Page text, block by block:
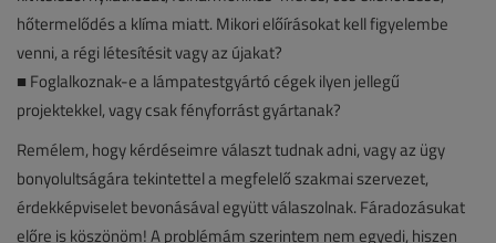
hőtermelődés a klíma miatt. Mikori előírásokat kell figyelembe
venni, a régi létesítésit vagy az újakat?
■ Foglalkoznak-e a lámpatestgyártó cégek ilyen jellegű
projektekkel, vagy csak fényforrást gyártanak?
Remélem, hogy kérdéseimre választ tudnak adni, vagy az ügy
bonyolultságára tekintettel a megfelelő szakmai szervezet,
érdekképviselet bevonásával együtt válaszolnak. Fáradozásukat
előre is köszönöm! A problémám szerintem nem egyedi, hiszen